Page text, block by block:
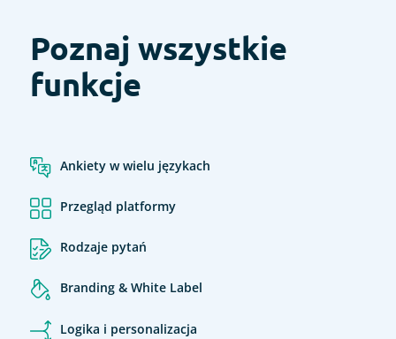
Poznaj wszystkie
funkcje
Ankiety w wielu językach
Przegląd platformy
Rodzaje pytań
Branding & White Label
Logika i personalizacja